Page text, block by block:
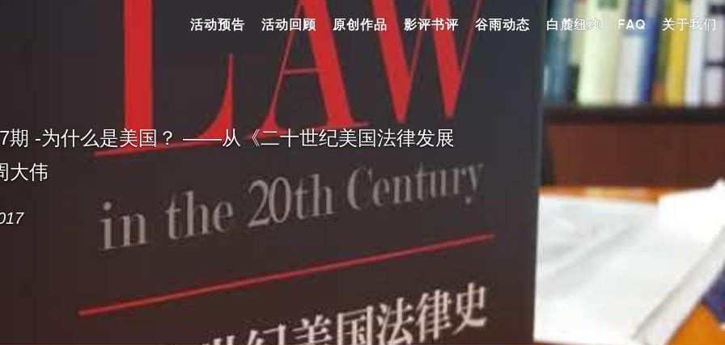
活动预告 活动回顾 原创作品 影评书评 谷雨动态 白麓纽约 FAQ 关于我们
期 -为什么是美国？ ——从《二十世纪美国法律发展
大伟